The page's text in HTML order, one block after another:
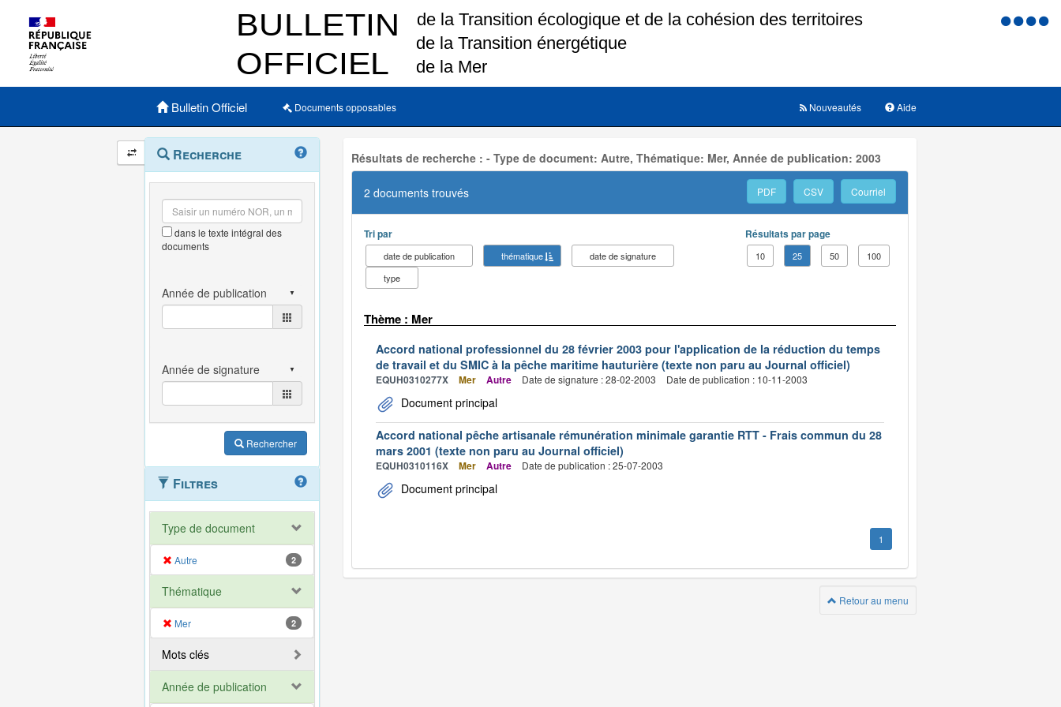
Menu
Menu principal
Bulletin Officiel Documents opposables Aide
Nouveautés
Navigation
et
outils
annexes
Menu
contextuel
Recherche
dans le texte intégral des
documents
Rechercher
Filtres
Type de document
Autre 2
Thématique
Mer 2
Mots clés
Année de publication
Résultats de recherche : - Type de document: Autre, Thématique: Mer, Année de publication: 2003
2 documents trouvés PDF CSV Courriel
Tri par
date de publication thématique
date de signature
type
Résultats par page
10 25 50 100
Thème : Mer
Accord national professionnel du 28 février 2003 pour l'application de la réduction du temps
de travail et du SMIC à la pêche maritime hauturière (texte non paru au Journal officiel)
EQUH0310277X Mer Autre Date de signature : 28-02-2003 Date de publication : 10-11-2003
Document principal
Accord national pêche artisanale rémunération minimale garantie RTT - Frais commun du 28
mars 2001 (texte non paru au Journal officiel)
EQUH0310116X Mer Autre Date de publication : 25-07-2003
Document principal
1
Retour au menu